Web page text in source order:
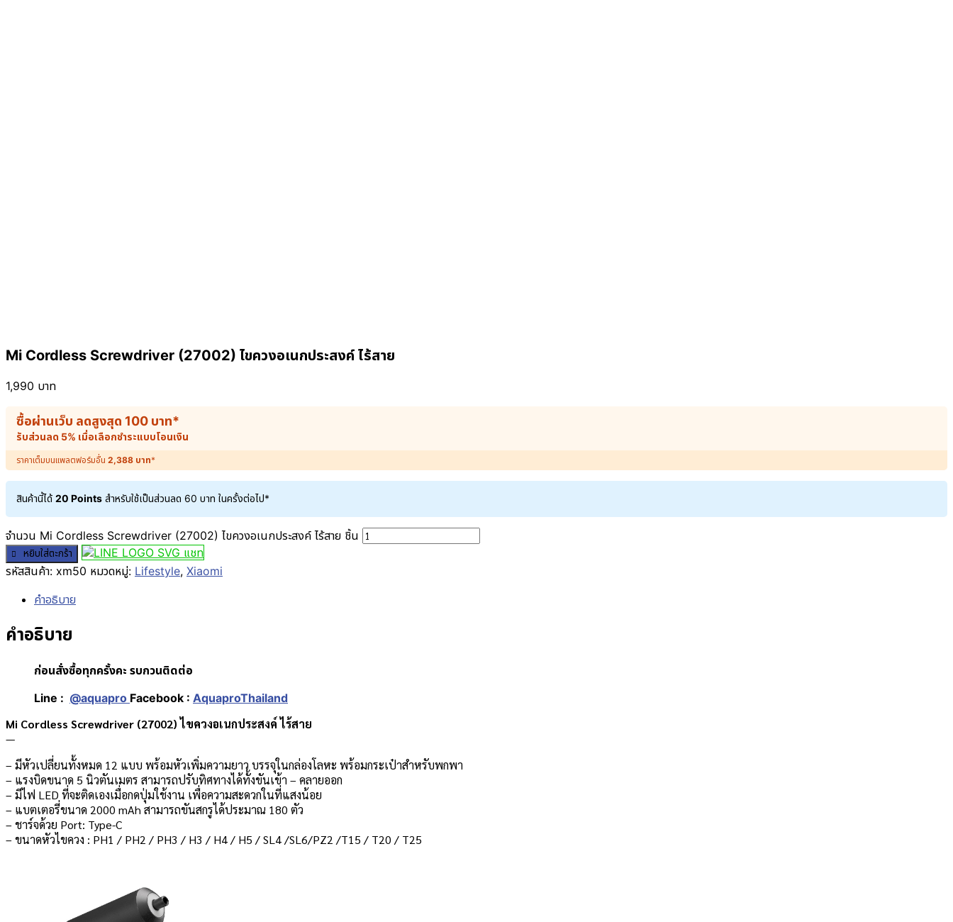
Mi Cordless Screwdriver (27002) ไขควงอเนกประสงค์ ไร้สาย
1,990 บาท
ซื้อผ่านเว็บ ลดสูงสุด 100 บาท*
รับส่วนลด 5% เมื่อเลือกชำระแบบโอนเงิน
ราคาเต็มบนแพลตฟอร์มอื่น 2,388 บาท*
สินค้านี้ได้ 20 Points สำหรับใช้เป็นส่วนลด 60 บาท ในครั้งต่อไป*
จำนวน Mi Cordless Screwdriver (27002) ไขควงอเนกประสงค์ ไร้สาย ชิ้น
หยิบใส่ตะกร้า
แชท
รหัสสินค้า: xm50 หมวดหมู่: Lifestyle, Xiaomi
คำอธิบาย
คำอธิบาย
ก่อนสั่งซื้อทุกครั้งคะ รบกวนติดต่อ
Line : @aquapro Facebook : AquaproThailand
Mi Cordless Screwdriver (27002) ไขควงอเนกประสงค์ ไร้สาย
—
– มีหัวเปลี่ยนทั้งหมด 12 แบบ พร้อมหัวเพิ่มความยาว บรรจุในกล่องโลหะ พร้อมกระเป๋าสำหรับพกพา
– แรงบิดขนาด 5 นิวตันเมตร สามารถปรับทิศทางได้ทั้งขันเข้า – คลายออก
– มีไฟ LED ที่จะติดเองเมื่อกดปุ่มใช้งาน เพื่อความสะดวกในที่แสงน้อย
– แบตเตอรี่ขนาด 2000 mAh สามารถขันสกรูได้ประมาณ 180 ตัว
– ชาร์จด้วย Port: Type-C
– ขนาดหัวไขควง : PH1 / PH2 / PH3 / H3 / H4 / H5 / SL4 /SL6/PZ2 /T15 / T20 / T25